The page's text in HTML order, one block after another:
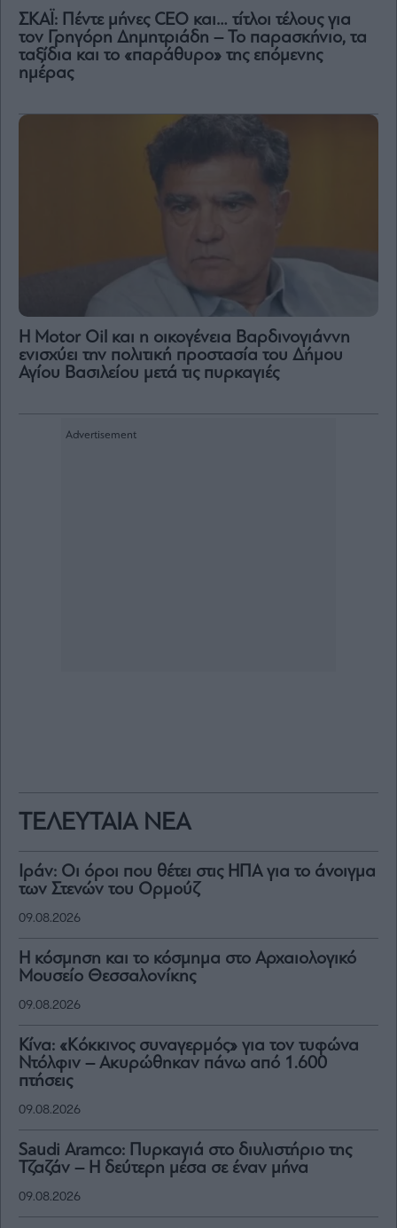
ΤΕΛΕΥΤΑΙΑ ΝΕΑ
Ιράν: Οι όροι που θέτει στις ΗΠΑ για το άνοιγμα
των Στενών του Ορμούζ
09.08.2026
Η κόσμηση και το κόσμημα στο Αρχαιολογικό
Μουσείο Θεσσαλονίκης
09.08.2026
Κίνα: «Κόκκινος συναγερμός» για τον τυφώνα
Ντόλφιν – Ακυρώθηκαν πάνω από 1.600
πτήσεις
09.08.2026
Saudi Aramco: Πυρκαγιά στο διυλιστήριο της
Τζαζάν – Η δεύτερη μέσα σε έναν μήνα
09.08.2026
ΣΚΑΪ: Πέντε μήνες CEO και… τίτλοι τέλους για
τον Γρηγόρη Δημητριάδη – Το παρασκήνιο, τα
ταξίδια και το «παράθυρο» της επόμενης
ημέρας
Η Motor Oil και η οικογένεια Βαρδινογιάννη
ενισχύει την πολιτική προστασία του Δήμου
Αγίου Βασιλείου μετά τις πυρκαγιές